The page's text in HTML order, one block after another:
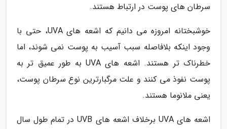
سرطان های پوست در ارتباط هستند.
خوشبختانه امروزه می دانیم که اشعه های UVA، حتی با
وجود اینکه بلافاصله سبب آسیب به پوست نمی شوند، اما
خطرناک تر هستند. اشعه های UVA به طور عمیق تر به
پوست نفوذ می کنند و علت مرگبارترین نوع سرطان پوست،
یعنی ملانوما هستند.
اشعه های UVA برخلاف اشعه های UVB در تمام طول سال